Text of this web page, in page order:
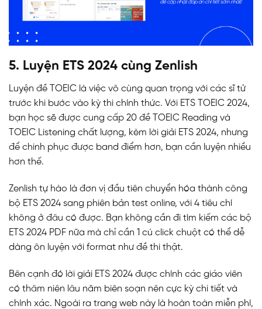
5. Luyện ETS 2024 cùng Zenlish
Luyện đề TOEIC là việc vô cùng quan trọng với các sĩ tử
trước khi bước vào kỳ thi chính thức. Với ETS TOEIC 2024,
bạn học sẽ được cung cấp 20 đề TOEIC Reading và
TOEIC Listening chất lượng, kèm lời giải ETS 2024, nhưng
để chinh phục được band điểm hơn, bạn cần luyện nhiều
hơn thế.
Zenlish tự hào là đơn vị đầu tiên chuyển hóa thành công
bộ ETS 2024 sang phiên bản test online, với 4 tiêu chí
không ở đâu có được. Bạn không cần đi tìm kiếm các bộ
ETS 2024 PDF nữa mà chỉ cần 1 cú click chuột có thể dễ
dàng ôn luyện với format như đề thi thật.
Bên cạnh đó lời giải ETS 2024 được chính các giáo viên
có thâm niên lâu năm biên soạn nên cực kỳ chi tiết và
chính xác. Ngoài ra trang web này là hoàn toàn miễn phí,